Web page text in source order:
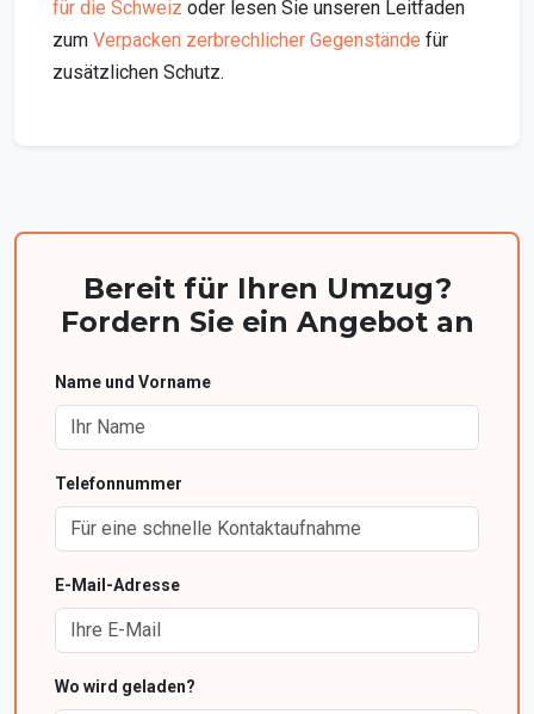
für die Schweiz oder lesen Sie unseren Leitfaden
zum Verpacken zerbrechlicher Gegenstände für
zusätzlichen Schutz.
Bereit für Ihren Umzug?
Fordern Sie ein Angebot an
Name und Vorname
Telefonnummer
E-Mail-Adresse
Wo wird geladen?